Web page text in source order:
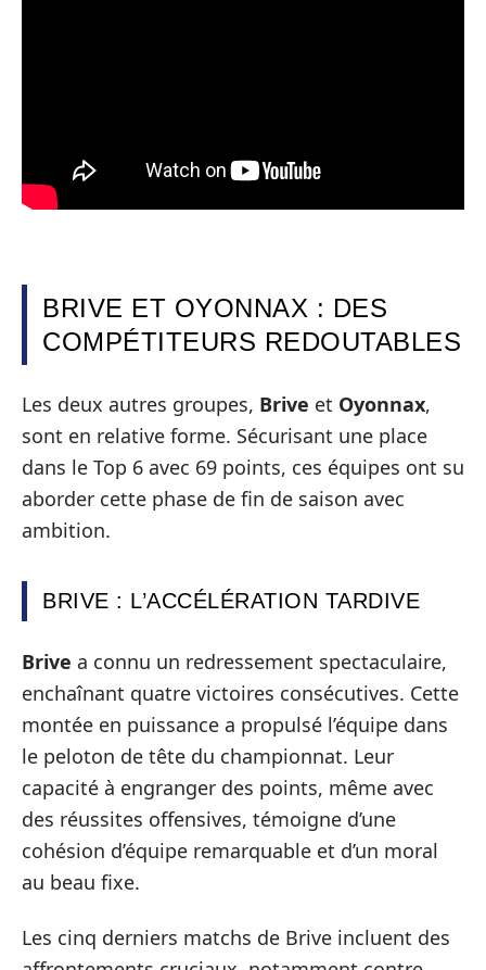
BRIVE ET OYONNAX : DES
COMPÉTITEURS REDOUTABLES
Les deux autres groupes, Brive et Oyonnax,
sont en relative forme. Sécurisant une place
dans le Top 6 avec 69 points, ces équipes ont su
aborder cette phase de fin de saison avec
ambition.
BRIVE : L’ACCÉLÉRATION TARDIVE
Brive a connu un redressement spectaculaire,
enchaînant quatre victoires consécutives. Cette
montée en puissance a propulsé l’équipe dans
le peloton de tête du championnat. Leur
capacité à engranger des points, même avec
des réussites offensives, témoigne d’une
cohésion d’équipe remarquable et d’un moral
au beau fixe.
Les cinq derniers matchs de Brive incluent des